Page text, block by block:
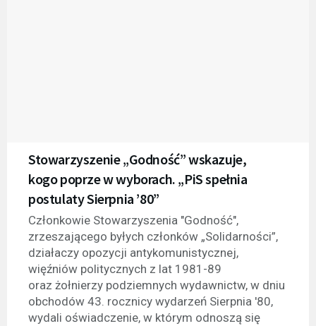
Stowarzyszenie „Godność” wskazuje,
kogo poprze w wyborach. „PiS spełnia
postulaty Sierpnia ’80”
Członkowie Stowarzyszenia "Godność",
zrzeszającego byłych członków „Solidarności”,
działaczy opozycji antykomunistycznej,
więźniów politycznych z lat 1981-89
oraz żołnierzy podziemnych wydawnictw, w dniu
obchodów 43. rocznicy wydarzeń Sierpnia '80,
wydali oświadczenie, w którym odnoszą się